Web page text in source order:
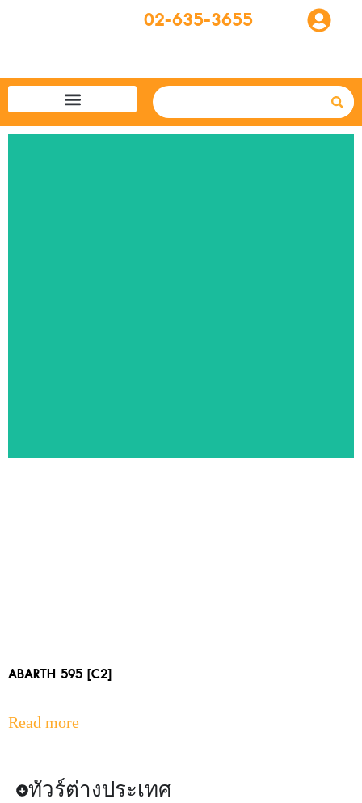
02-635-3655
ABARTH 595 [C2]
Read more
ทัวร์ต่างประเทศ